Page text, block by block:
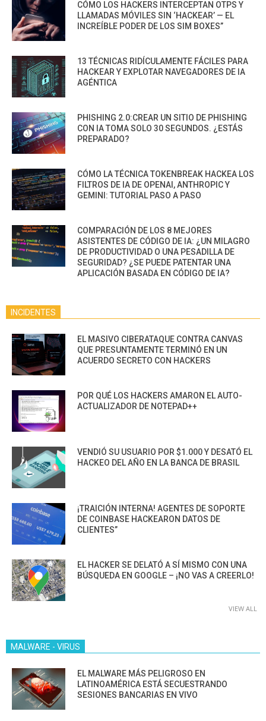
CÓMO LOS HACKERS INTERCEPTAN OTPS Y
LLAMADAS MÓVILES SIN ‘HACKEAR’ — EL
INCREÍBLE PODER DE LOS SIM BOXES”
13 TÉCNICAS RIDÍCULAMENTE FÁCILES PARA
HACKEAR Y EXPLOTAR NAVEGADORES DE IA
AGÉNTICA
PHISHING 2.0:CREAR UN SITIO DE PHISHING
CON IA TOMA SOLO 30 SEGUNDOS. ¿ESTÁS
PREPARADO?
CÓMO LA TÉCNICA TOKENBREAK HACKEA LOS
FILTROS DE IA DE OPENAI, ANTHROPIC Y
GEMINI: TUTORIAL PASO A PASO
COMPARACIÓN DE LOS 8 MEJORES
ASISTENTES DE CÓDIGO DE IA: ¿UN MILAGRO
DE PRODUCTIVIDAD O UNA PESADILLA DE
SEGURIDAD? ¿SE PUEDE PATENTAR UNA
APLICACIÓN BASADA EN CÓDIGO DE IA?
INCIDENTES
EL MASIVO CIBERATAQUE CONTRA CANVAS
QUE PRESUNTAMENTE TERMINÓ EN UN
ACUERDO SECRETO CON HACKERS
POR QUÉ LOS HACKERS AMARON EL AUTO-
ACTUALIZADOR DE NOTEPAD++
VENDIÓ SU USUARIO POR $1.000 Y DESATÓ EL
HACKEO DEL AÑO EN LA BANCA DE BRASIL
¡TRAICIÓN INTERNA! AGENTES DE SOPORTE
DE COINBASE HACKEARON DATOS DE
CLIENTES”
EL HACKER SE DELATÓ A SÍ MISMO CON UNA
BÚSQUEDA EN GOOGLE – ¡NO VAS A CREERLO!
VIEW ALL
MALWARE - VIRUS
EL MALWARE MÁS PELIGROSO EN
LATINOAMÉRICA ESTÁ SECUESTRANDO
SESIONES BANCARIAS EN VIVO